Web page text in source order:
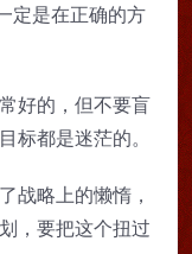
定是在正确的方
好的，但不要盲
标都是迷茫的。
战略上的懒惰，
，要把这个扭过